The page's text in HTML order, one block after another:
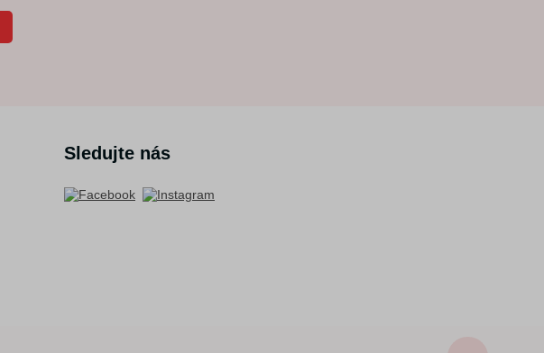
Sledujte nás